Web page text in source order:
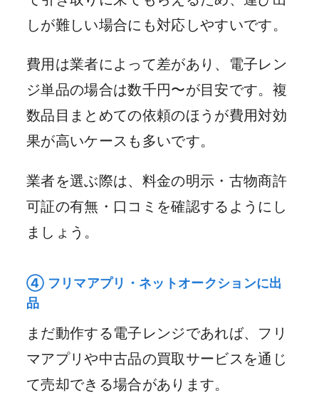
しが難しい場合にも対応しやすいです。
費用は業者によって差があり、電子レン
ジ単品の場合は数千円〜が目安です。複
数品目まとめての依頼のほうが費用対効
果が高いケースも多いです。
業者を選ぶ際は、料金の明示・古物商許
可証の有無・口コミを確認するようにし
ましょう。
④ フリマアプリ・ネットオークションに出
品
まだ動作する電子レンジであれば、フリ
マアプリや中古品の買取サービスを通じ
て売却できる場合があります。